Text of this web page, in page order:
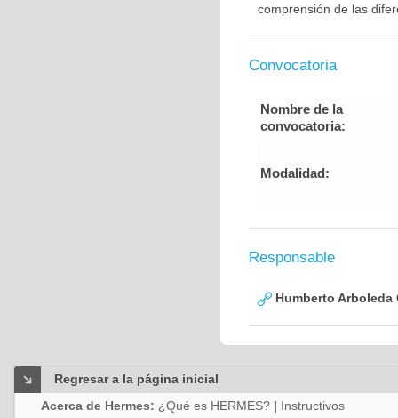
comprensión de las
Convocatoria
Nombre de la
convocatoria:
Modalidad:
Responsable
Humberto Arboleda
Regresar a la página inicial
Acerca de Hermes: ¿Qué es HERMES? | Instructivos